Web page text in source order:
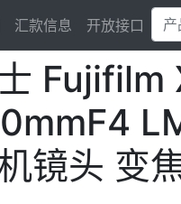
汇款信息 开放接口
Fujifilm
镜头 变